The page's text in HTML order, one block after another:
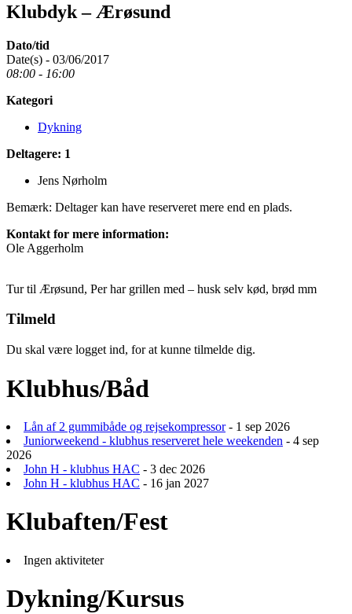
Klubdyk – Ærøsund
Dato/tid
Date(s) - 03/06/2017
08:00 - 16:00
Kategori
Dykning
Deltagere: 1
Jens Nørholm
Bemærk: Deltager kan have reserveret mere end en plads.
Kontakt for mere information:
Ole Aggerholm
Tur til Ærøsund, Per har grillen med – husk selv kød, brød mm
Tilmeld
Du skal være logget ind, for at kunne tilmelde dig.
Klubhus/Båd
Lån af 2 gummibåde og rejsekompressor- 1 sep 2026
Juniorweekend - klubhus reserveret hele weekenden - 4 sep
2026
John H - klubhus HAC - 3 dec 2026
John H - klubhus HAC - 16 jan 2027
Klubaften/Fest
Ingen aktiviteter
Dykning/Kursus